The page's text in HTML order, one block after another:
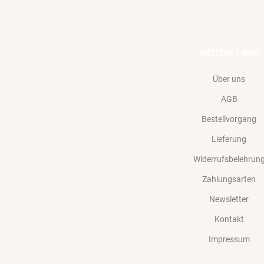
Über uns
AGB
Bestellvorgang
Lieferung
Widerrufsbelehrung
Zahlungsarten
Newsletter
Kontakt
Impressum